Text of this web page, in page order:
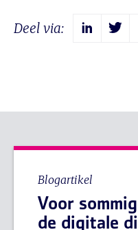
Deel via:
Blogartikel
Voor
de digitale